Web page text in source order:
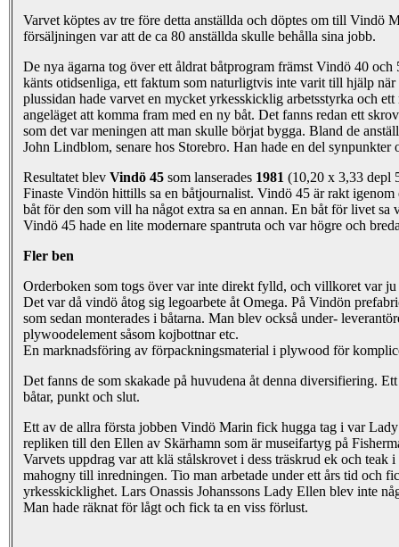
Varvet köptes av tre före detta anställda och döptes om till Vindö
försäljningen var att de ca 80 anställda skulle behålla sina jobb.
De nya ägarna tog över ett åldrat båtprogram främst Vindö 40 och
känts otidsenliga, ett faktum som naturligtvis inte varit till hjälp när
plussidan hade varvet en mycket yrkesskicklig arbetsstyrka och
angeläget att komma fram med en ny båt. Det fanns redan ett
som det var meningen att man skulle börjat bygga. Bland de
John Lindblom, senare hos Storebro. Han hade en del synpunkter
Resultatet blev Vindö 45 som lanserades 1981 (10,20 x 3,33 depl
Finaste Vindön hittills sa en båtjournalist. Vindö 45 är rakt
båt för den som vill ha något extra sa en annan. En båt för livet sa
Vindö 45 hade en lite modernare spantruta och var högre och
Fler ben
Orderboken som togs över var inte direkt fylld, och villkoret var ju
Det var då vindö åtog sig legoarbete åt Omega. På Vindön
som sedan monterades i båtarna. Man blev också under-
plywoodelement såsom kojbottnar etc.
En marknadsföring av förpackningsmaterial i plywood för
Det fanns de som skakade på huvudena åt denna diversifiering.
båtar, punkt och slut.
Ett av de allra första jobben Vindö Marin fick hugga tag i var
repliken till den Ellen av Skärhamn som är museifartyg på
Varvets uppdrag var att klä stålskrovet i dess träskrud ek och teak
mahogny till inredningen. Tio man arbetade under ett års tid och
yrkesskicklighet. Lars Onassis Johanssons Lady Ellen blev inte
Man hade räknat för lågt och fick ta en viss förlust.